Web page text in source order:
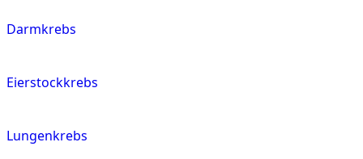
Darmkrebs
Eierstockkrebs
Lungenkrebs